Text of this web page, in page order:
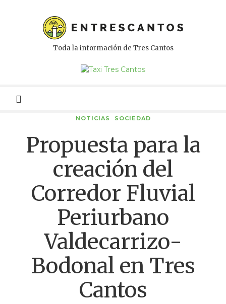
Toda la información de Tres Cantos
NOTICIAS SOCIEDAD
Propuesta para la
creación del
Corredor Fluvial
Periurbano
Valdecarrizo-
Bodonal en Tres
Cantos